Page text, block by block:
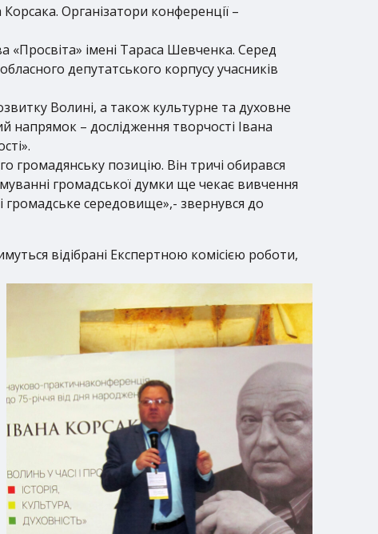
Організатори конференції –
«Просвіта» імені Тараса Шевченка. Серед
депутатського корпусу учасників
Волині, а також культурне та духовне
напрямок – дослідження творчості Івана
громадянську позицію. Він тричі обирався
громадської думки ще чекає вивчення
громадське середовище»,- звернувся до
відібрані Експертною комісією роботи,